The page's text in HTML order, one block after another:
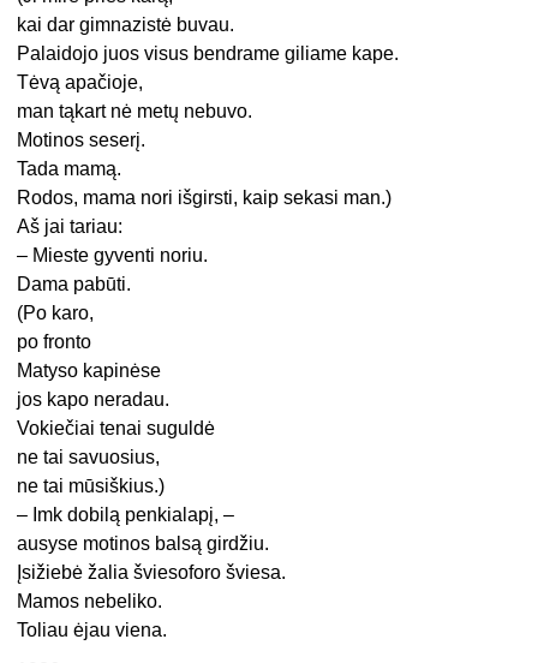
kai dar gimnazistė buvau.
Palaidojo juos visus bendrame giliame kape.
Tėvą apačioje,
man tąkart nė metų nebuvo.
Motinos seserį.
Tada mamą.
Rodos, mama nori išgirsti, kaip sekasi man.)
Aš jai tariau:
– Mieste gyventi noriu.
Dama pabūti.
(Po karo,
po fronto
Matyso kapinėse
jos kapo neradau.
Vokiečiai tenai suguldė
ne tai savuosius,
ne tai mūsiškius.)
– Imk dobilą penkialapį, –
ausyse motinos balsą girdžiu.
Įsižiebė žalia šviesoforo šviesa.
Mamos nebeliko.
Toliau ėjau viena.